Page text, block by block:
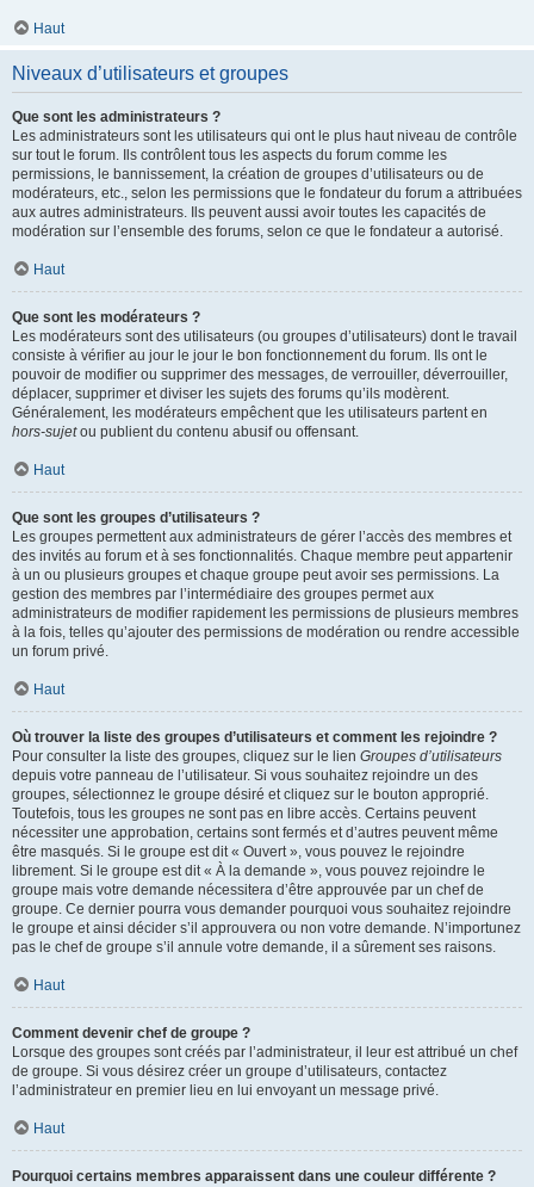
Haut
Niveaux d’utilisateurs et groupes
Que sont les administrateurs ?
Les administrateurs sont les utilisateurs qui ont le plus haut niveau de contrôle
sur tout le forum. Ils contrôlent tous les aspects du forum comme les
permissions, le bannissement, la création de groupes d’utilisateurs ou de
modérateurs, etc., selon les permissions que le fondateur du forum a attribuées
aux autres administrateurs. Ils peuvent aussi avoir toutes les capacités de
modération sur l’ensemble des forums, selon ce que le fondateur a autorisé.
Haut
Que sont les modérateurs ?
Les modérateurs sont des utilisateurs (ou groupes d’utilisateurs) dont le travail
consiste à vérifier au jour le jour le bon fonctionnement du forum. Ils ont le
pouvoir de modifier ou supprimer des messages, de verrouiller, déverrouiller,
déplacer, supprimer et diviser les sujets des forums qu’ils modèrent.
Généralement, les modérateurs empêchent que les utilisateurs partent en
hors-sujetou publient du contenu abusif ou offensant.
Haut
Que sont les groupes d’utilisateurs ?
Les groupes permettent aux administrateurs de gérer l’accès des membres et
des invités au forum et à ses fonctionnalités. Chaque membre peut appartenir
à un ou plusieurs groupes et chaque groupe peut avoir ses permissions. La
gestion des membres par l’intermédiaire des groupes permet aux
administrateurs de modifier rapidement les permissions de plusieurs membres
à la fois, telles qu’ajouter des permissions de modération ou rendre accessible
un forum privé.
Haut
Où trouver la liste des groupes d’utilisateurs et comment les rejoindre ?
Pour consulter la liste des groupes, cliquez sur le lien Groupes d’utilisateurs
depuis votre panneau de l’utilisateur. Si vous souhaitez rejoindre un des
groupes, sélectionnez le groupe désiré et cliquez sur le bouton approprié.
Toutefois, tous les groupes ne sont pas en libre accès. Certains peuvent
nécessiter une approbation, certains sont fermés et d’autres peuvent même
être masqués. Si le groupe est dit « Ouvert », vous pouvez le rejoindre
librement. Si le groupe est dit « À la demande », vous pouvez rejoindre le
groupe mais votre demande nécessitera d’être approuvée par un chef de
groupe. Ce dernier pourra vous demander pourquoi vous souhaitez rejoindre
le groupe et ainsi décider s’il approuvera ou non votre demande. N’importunez
pas le chef de groupe s’il annule votre demande, il a sûrement ses raisons.
Haut
Comment devenir chef de groupe ?
Lorsque des groupes sont créés par l’administrateur, il leur est attribué un chef
de groupe. Si vous désirez créer un groupe d’utilisateurs, contactez
l’administrateur en premier lieu en lui envoyant un message privé.
Haut
Pourquoi certains membres apparaissent dans une couleur différente ?